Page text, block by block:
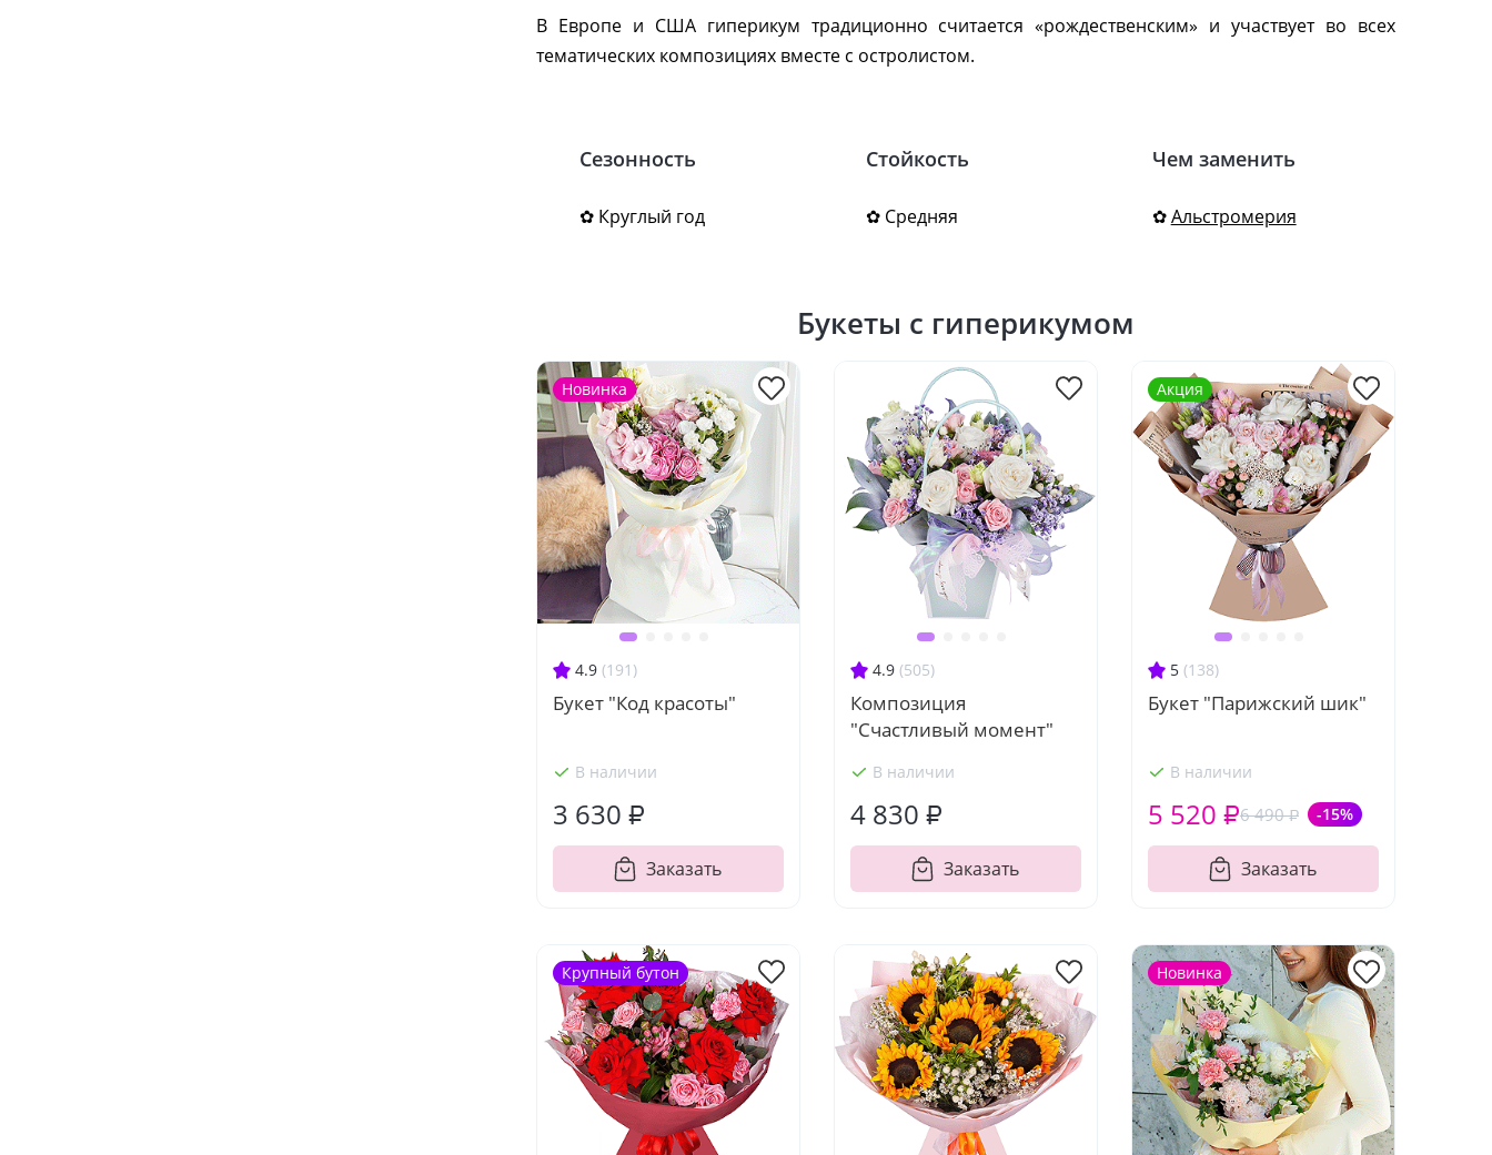
В Европе и США гиперикум традиционно считается «рождественским» и участвует во всех
тематических композициях вместе с остролистом.
Сезонность
✿ Круглый год
Стойкость
✿ Средняя
Чем заменить
✿Альстромерия
Букеты с гиперикумом
4.9 (191)
Букет "Код красоты"
В наличии
3 630 ₽
Заказать
Новинка
4.9 (505)
Композиция
"Счастливый момент"
В наличии
4 830 ₽
Заказать
5 (138)
Букет "Парижский шик"
В наличии
6 490 ₽ -15%
5 520 ₽
Заказать
Акция
Крупный бутон Новинка